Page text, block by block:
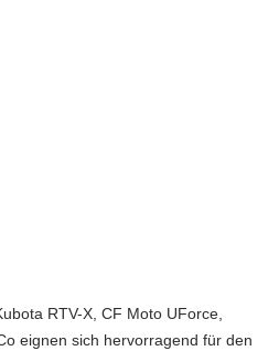
RTV-X, CF Moto UForce,
eignen sich hervorragend für den